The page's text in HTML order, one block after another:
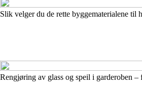
Slik velger du de rette byggematerialene til
Rengjøring av glass og speil i garderoben –